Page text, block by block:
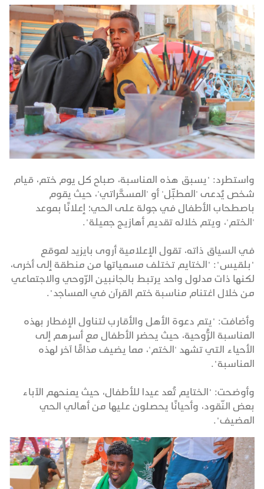
واستطرد: "يسبق هذه المناسبة، صباح كل يوم ختم، قيام
شخص يُدعى 'المطبِّل' أو 'المسحَّراتي'، حيث يقوم
باصطحاب الأطفال في جولة على الحي؛ إعلانًا بموعد
'الختم'، ويتم خلاله تقديم أهازيج جميلة".
في السياق ذاته، تقول الإعلامية أروى بايزيد لموقع
"بلقيس": "الختايم تختلف مسمياتها من منطقة إلى أخرى،
لكنها ذات مدلول واحد يرتبط بالجانبين الرّوحي والاجتماعي
من خلال اغتنام مناسبة ختم القرآن في المساجد".
وأضافت: "يتم دعوة الأهل والأقارب لتناول الإفطار بهذه
المناسبة الرُّوحية، حيث يحضر الأطفال مع أسرهم إلى
الأحياء التي تشهد 'الختم'، مما يضيف مذاقًا آخر لهذه
المناسبة".
وأوضحت: "الختايم تُعد عيدا للأطفال، حيث يمنحهم الآباء
بعض النّقود، وأحيانًا يحصلون عليها من أهالي الحي
المضيف".